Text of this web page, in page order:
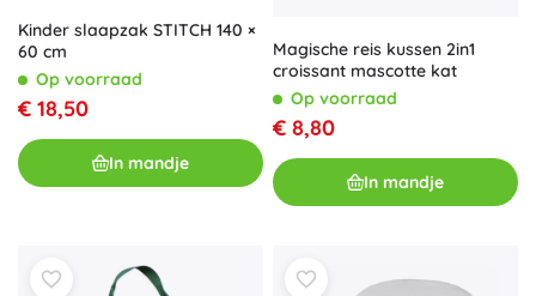
Kinder slaapzak STITCH 140 ×
60 cm
Op voorraad
€ 18,50
In mandje
Magische reis kussen 2in1
croissant mascotte kat
Op voorraad
€ 8,80
In mandje